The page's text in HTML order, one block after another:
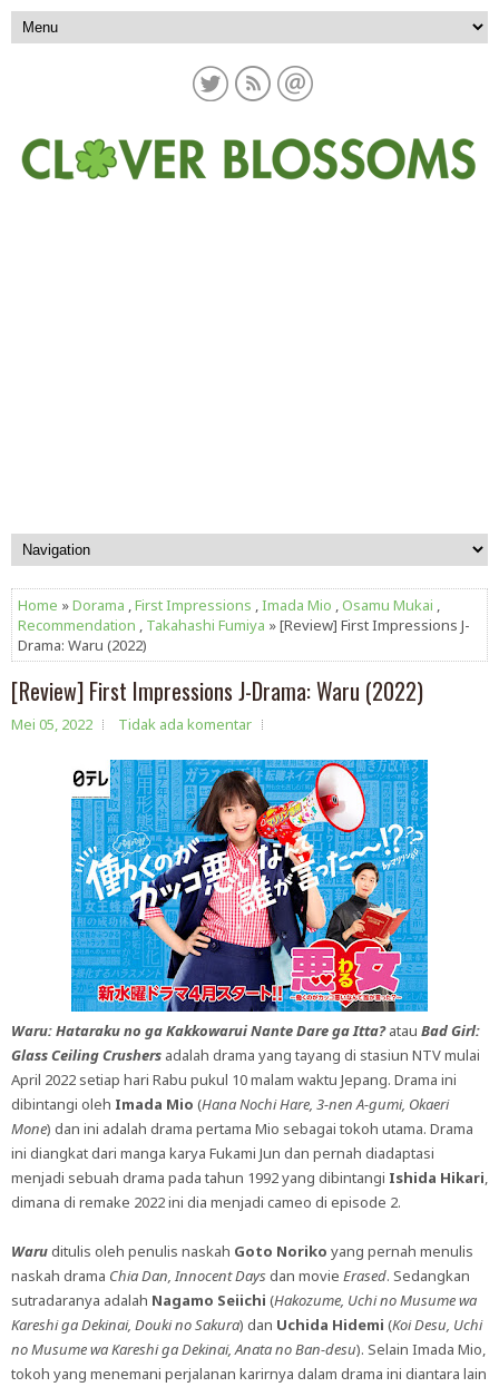
Home »Dorama ,First Impressions ,Imada Mio ,Osamu Mukai ,
Recommendation , Takahashi Fumiya » [Review] First Impressions J-
Drama: Waru (2022)
[Review] First Impressions J-Drama: Waru (2022)
Mei 05, 2022 Tidak ada komentar
Waru: Hataraku no ga Kakkowarui Nante Dare ga Itta?atau Bad Girl:
Glass Ceiling Crushers adalah drama yang tayang di stasiun NTV mulai
April 2022 setiap hari Rabu pukul 10 malam waktu Jepang. Drama ini
dibintangi oleh Imada Mio (Hana Nochi Hare, 3-nen A-gumi, Okaeri
Mone) dan ini adalah drama pertama Mio sebagai tokoh utama. Drama
ini diangkat dari manga karya Fukami Jun dan pernah diadaptasi
menjadi sebuah drama pada tahun 1992 yang dibintangi Ishida Hikari,
dimana di remake 2022 ini dia menjadi cameo di episode 2.
Waruditulis oleh penulis naskah Goto Noriko yang pernah menulis
naskah drama Chia Dan, Innocent Daysdan movie Erased. Sedangkan
sutradaranya adalah Nagamo Seiichi (Hakozume, Uchi no Musume wa
Kareshi ga Dekinai, Douki no Sakura) dan Uchida Hidemi (Koi Desu, Uchi
no Musume wa Kareshi ga Dekinai, Anata no Ban-desu). Selain Imada Mio,
tokoh yang menemani perjalanan karirnya dalam drama ini diantara lain